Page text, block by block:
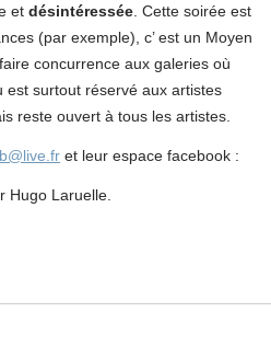
et désintéressée . Cette soirée est
(par exemple), c’ est un Moyen
concurrence aux galeries où
surtout réservé aux artistes
reste ouvert à tous les artistes.
et leur espace facebook :
Hugo Laruelle.